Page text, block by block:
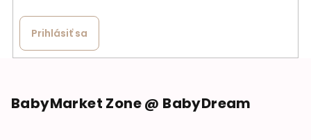
Prihlásiť sa
BabyMarket Zone @ BabyDream